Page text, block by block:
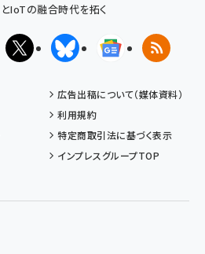
IoTの融合時代を拓く
X(エックス)BlueskyGoogleニュ
RSS
広告出稿について（媒体資料）
利用規約
特定商取引法に基づく表示
インプレスグループTOP